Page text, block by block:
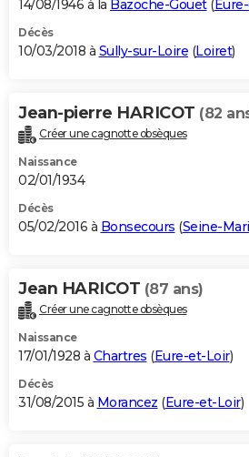
14/08/1946 à la Bazoche-Gouet(
Décès
10/03/2018 à Sully-sur-Loire (Loiret)
Jean-pierre HARICOT (82
Créer une cagnotte obsèques
Naissance
02/01/1934
Décès
05/02/2016 à Bonsecours (Seine-
Jean HARICOT (87 ans)
Créer une cagnotte obsèques
Naissance
17/01/1928 à Chartres (Eure-et-Loir)
Décès
31/08/2015 à Morancez (Eure-et-Loir)